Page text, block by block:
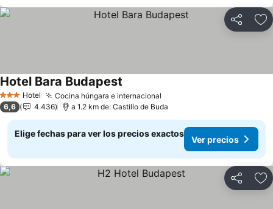
Compartir
3 Estrellas
Hotel Cocina húngara e internacional
Hotel Bara Budapest
6,6 4.436 a 1.2 km de: Castillo de Buda
Elige fechas para ver los precios exactos
Ver precios
Compartir